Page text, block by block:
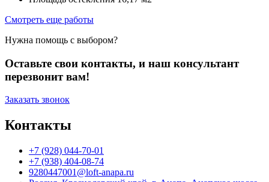
Смотреть еще работы
Нужна помощь с выбором?
Оставьте свои контакты, и наш консультант
перезвонит вам!
Заказать звонок
Контакты
+7 (928) 044-70-01
+7 (938) 404-08-74
9280447001@loft-anapa.ru